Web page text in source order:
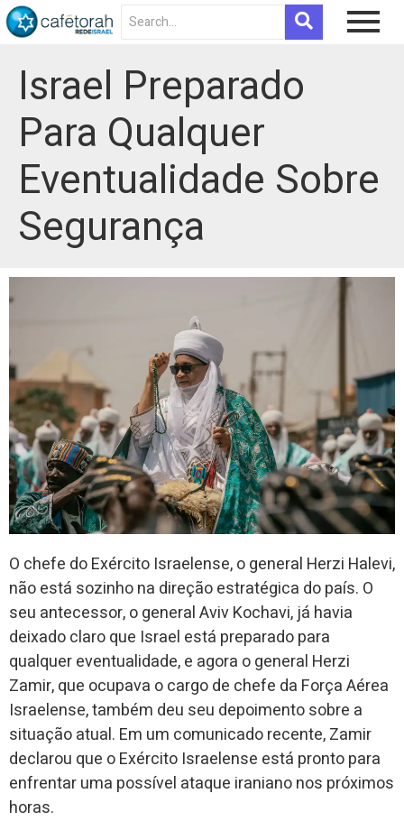
Israel Preparado
Para Qualquer
Eventualidade Sobre
Segurança
O chefe do Exército Israelense, o general Herzi Halevi,
não está sozinho na direção estratégica do país. O
seu antecessor, o general Aviv Kochavi, já havia
deixado claro que Israel está preparado para
qualquer eventualidade, e agora o general Herzi
Zamir, que ocupava o cargo de chefe da Força Aérea
Israelense, também deu seu depoimento sobre a
situação atual. Em um comunicado recente, Zamir
declarou que o Exército Israelense está pronto para
enfrentar uma possível ataque iraniano nos próximos
horas.